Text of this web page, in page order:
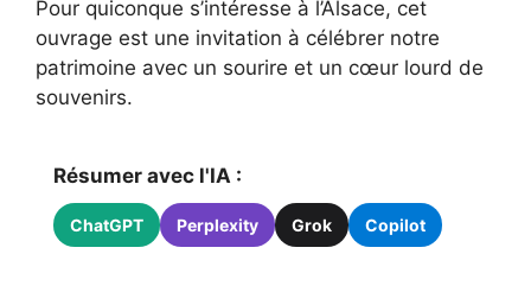
Pour quiconque s’intéresse à l’Alsace, cet
ouvrage est une invitation à célébrer notre
patrimoine avec un sourire et un cœur lourd de
souvenirs.
Résumer avec l'IA :
ChatGPT Perplexity Grok Copilot